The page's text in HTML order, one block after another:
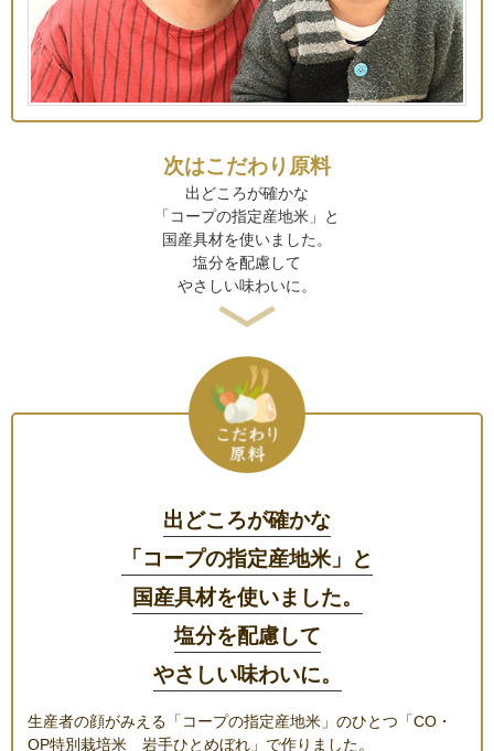
次はこだわり原料
出どころが確かな
「コープの指定産地米」と
国産具材を使いました。
塩分を配慮して
やさしい味わいに。
出どころが確かな
「コープの指定産地米」と
国産具材を使いました。
塩分を配慮して
やさしい味わいに。
生産者の顔がみえる「コープの指定産地米」のひとつ「CO・
OP特別栽培米 岩手ひとめぼれ」で作りました。